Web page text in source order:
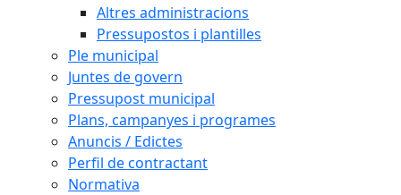
Altres administracions
Pressupostos i plantilles
Ple municipal
Juntes de govern
Pressupost municipal
Plans, campanyes i programes
Anuncis / Edictes
Perfil de contractant
Normativa